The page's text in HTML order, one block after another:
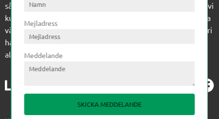
sågverksindustrin och övrig industri. Till träindustrin tillför vi
kunskap med optimeringslösningar från timmerplanen hela
vägen fram till paketering/emballering och till övrig industri
har vi ett komplement sortiment av teknikprodukter med
allt ifrån slangtillverkning till transmission och lager.
Mejladress
Meddelande
SKICKA MEDDELANDE